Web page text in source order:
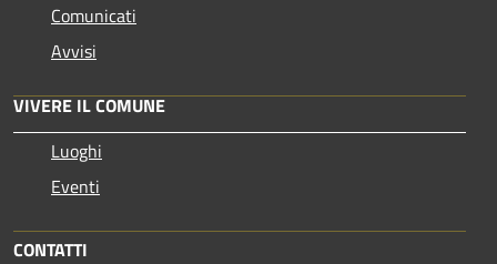
Comunicati
Avvisi
VIVERE IL COMUNE
Luoghi
Eventi
CONTATTI